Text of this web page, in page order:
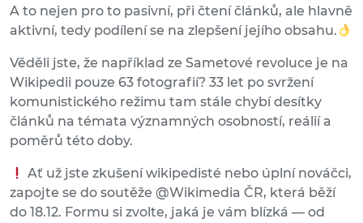
A to nejen pro to pasivní, při čtení článků, ale hlavně
aktivní, tedy podílení se na zlepšení jejího obsahu.
Věděli jste, že například ze Sametové revoluce je na
Wikipedii pouze 63 fotografií? 33 let po svržení
komunistického režimu tam stále chybí desítky
článků na témata významných osobností, reálií a
poměrů této doby.
Ať už jste zkušení wikipedisté nebo úplní nováčci,
zapojte se do soutěže @Wikimedia ČR, která běží
do 18.12. Formu si zvolte, jaká je vám blízká — od